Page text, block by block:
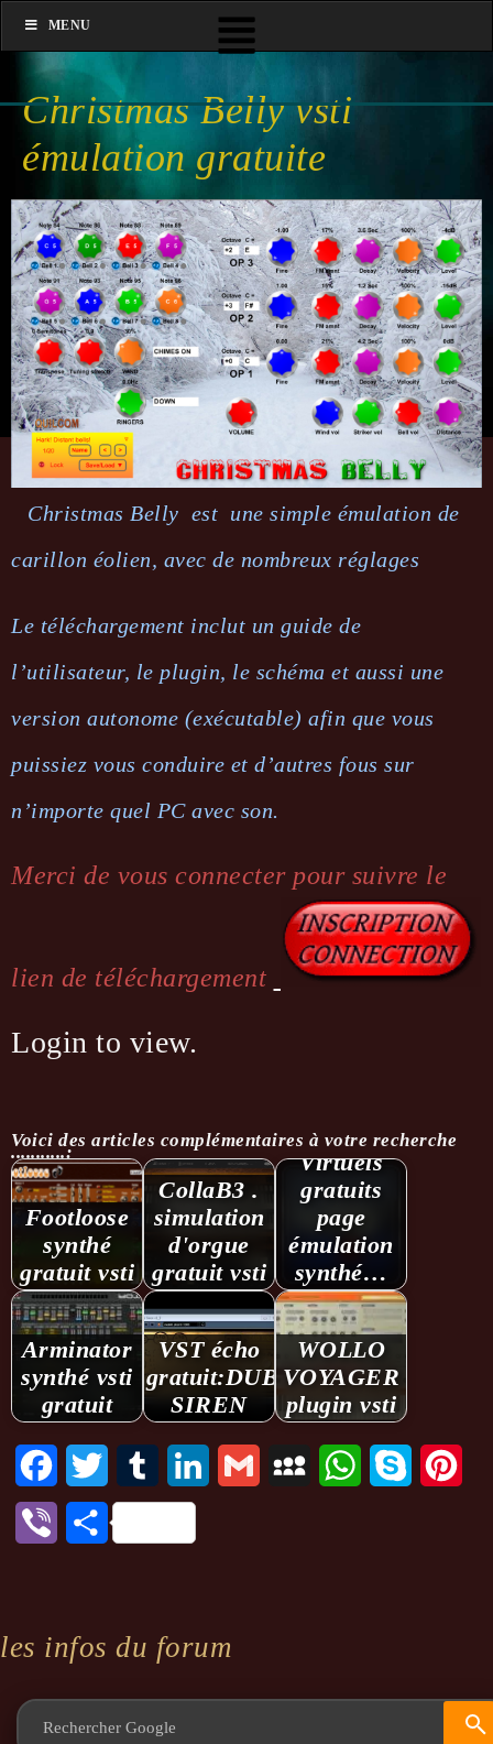
Christmas Belly vsti
émulation gratuite
Christmas Belly est une simple émulation de
carillon éolien, avec de nombreux réglages
Le téléchargement inclut un guide de
l’utilisateur, le plugin, le schéma et aussi une
version autonome (exécutable) afin que vous
puissiez vous conduire et d’autres fous sur
n’importe quel PC avec son.
Merci de vous connecter pour suivre le
lien de téléchargement
Login to view.
Voici des articles complémentaires à votre recherche
...........:
Footloose
synthé
gratuit vsti
CollaB3 .
simulation
d'orgue
gratuit vsti
Instruments
Virtuels
gratuits
page
émulation
synthé…
Arminator
synthé vsti
gratuit
VST écho
gratuit:DUB
SIREN
WOLLO
VOYAGER
plugin vsti
FacebookTwitter Tumblr LinkedInGmail MySpaceWhatsAppSkype
Viber Partager
les infos du forum
MENU